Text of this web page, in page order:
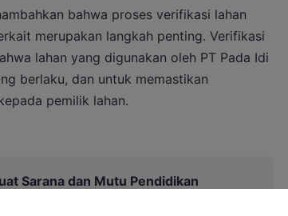
bahwa proses verifikasi lahan
merupakan langkah penting. Verifikasi
lahan yang digunakan oleh PT Pada Idi
berlaku, dan untuk memastikan
pemilik lahan.
Sarana dan Mutu Pendidikan